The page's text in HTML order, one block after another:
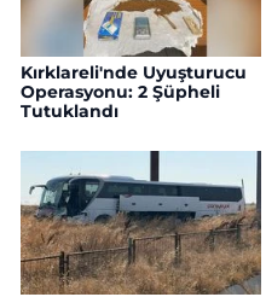
Kırklareli'nde Uyuşturucu
Operasyonu: 2 Şüpheli
Tutuklandı